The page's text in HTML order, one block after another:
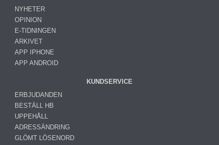
NYHETER
OPINION
E-TIDNINGEN
ARKIVET
APP IPHONE
APP ANDROID
KUNDSERVICE
ERBJUDANDEN
BESTÄLL HB
UPPEHÅLL
ADRESSÄNDRING
GLÖMT LÖSENORD